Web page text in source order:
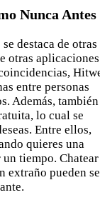
Nunca Antes
destaca de otras
otras aplicaciones
entre personas
Además, también
lo cual se
Entre ellos,
quieres una
tiempo. Chatear
extraño pueden